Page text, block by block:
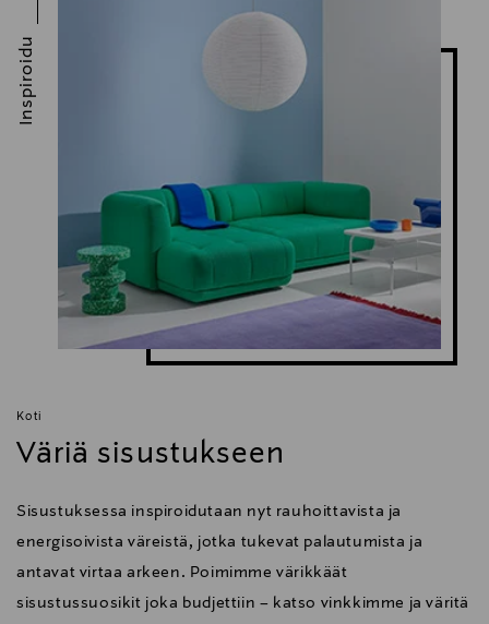
Koti
Väriä sisustukseen
Sisustuksessa inspiroidutaan nyt rauhoittavista ja
energisoivista väreistä, jotka tukevat palautumista ja
antavat virtaa arkeen. Poimimme värikkäät
sisustussuosikit joka budjettiin – katso vinkkimme ja väritä
Inspiroidu